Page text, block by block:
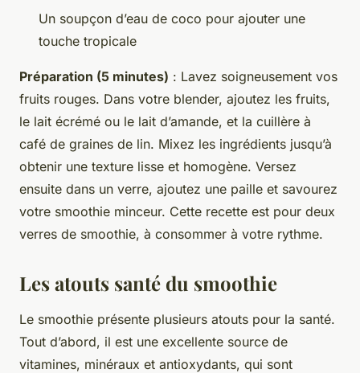
Un soupçon d’eau de coco pour ajouter une
touche tropicale
Préparation (5 minutes) : Lavez soigneusement vos
fruits rouges. Dans votre blender, ajoutez les fruits,
le lait écrémé ou le lait d’amande, et la cuillère à
café de graines de lin. Mixez les ingrédients jusqu’à
obtenir une texture lisse et homogène. Versez
ensuite dans un verre, ajoutez une paille et savourez
votre smoothie minceur. Cette recette est pour deux
verres de smoothie, à consommer à votre rythme.
Les atouts santé du smoothie
Le smoothie présente plusieurs atouts pour la santé.
Tout d’abord, il est une excellente source de
vitamines, minéraux et antioxydants, qui sont